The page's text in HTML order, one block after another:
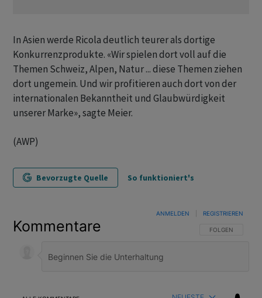
In Asien werde Ricola deutlich teurer als dortige
Konkurrenzprodukte. «Wir spielen dort voll auf die
Themen Schweiz, Alpen, Natur ... diese Themen ziehen
dort ungemein. Und wir profitieren auch dort von der
internationalen Bekanntheit und Glaubwürdigkeit
unserer Marke», sagte Meier.
(AWP)
Bevorzugte Quelle So funktioniert's
Kommentare FOLGE DIESER
FOLGEN
ANMELDEN REGISTRIEREN